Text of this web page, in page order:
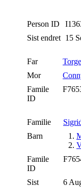
Person ID
Sist endret 15
Far
Mor
Famile
ID
Familie
Barn
1.
2.
Famile
ID
Sist
6